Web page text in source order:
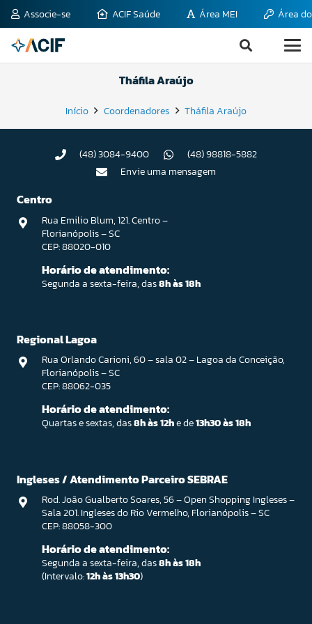
Associe-se ACIF Saúde Área MEI Área
Tháfila Araújo
Início Coordenadores Tháfila Araújo
(48) 3084-9400
(48) 98818-5882
Envie uma mensagem
Centro
Rua Emilio Blum, 121. Centro –
Florianópolis – SC
CEP: 88020-010
Horário de atendimento:
Segunda a sexta-feira, das8h às 18h
Regional Lagoa
Rua Orlando Carioni, 60 – sala 02 – Lagoa da Conceição,
Florianópolis – SC
CEP: 88062-035
Horário de atendimento:
Quartas e sextas, das8h às 12he de13h30 às 18h
Ingleses / Atendimento Parceiro SEBRAE
Rod. João Gualberto Soares, 56 – Open Shopping Ingleses –
Sala 201. Ingleses do Rio Vermelho, Florianópolis – SC
CEP: 88058-300
Horário de atendimento:
Segunda a sexta-feira, das8h às 18h
(Intervalo:12h às 13h30)